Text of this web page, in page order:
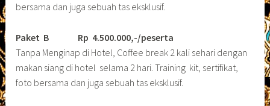
bersama dan juga sebuah tas eksklusif.
Paket B
Rp 4.500.000,-/peserta
Tanpa Menginap di Hotel, Coffee break 2 kali sehari dengan
makan siang di hotel selama 2 hari. Training kit, sertifikat,
foto bersama dan juga sebuah tas eksklusif.